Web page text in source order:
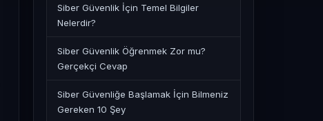
Siber Güvenlik İçin Temel Bilgiler
Nelerdir?
Siber Güvenlik Öğrenmek Zor mu?
Gerçekçi Cevap
Siber Güvenliğe Başlamak İçin Bilmeniz
Gereken 10 Şey